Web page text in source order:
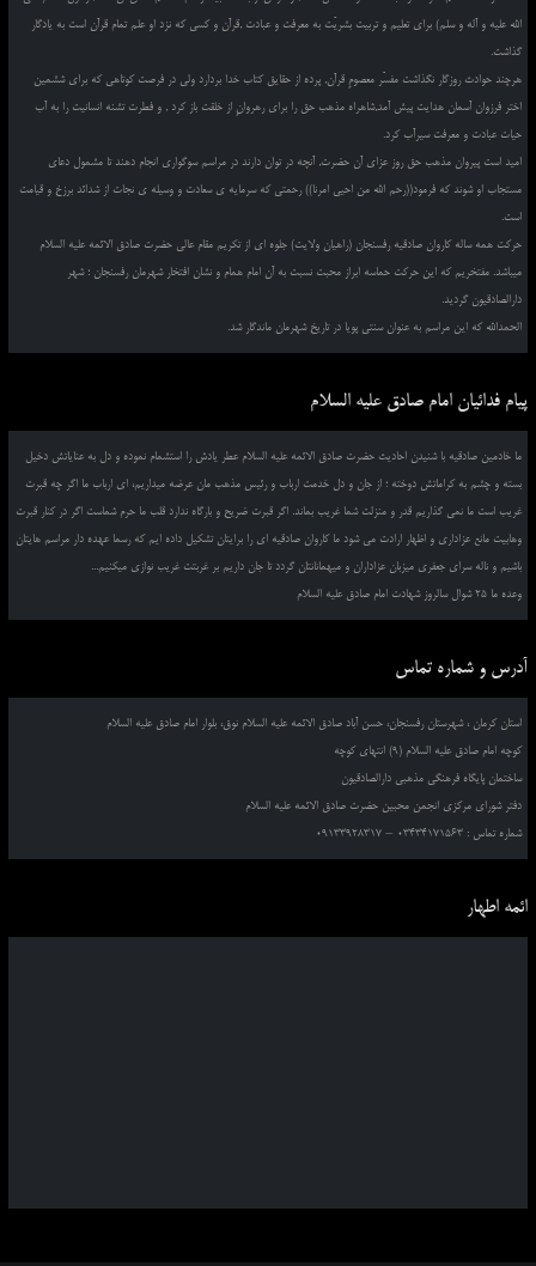
الله علیه و آله و سلم) برای تعلیم و تربیت بشریّت به معرفت و عبادت ,قرآن و کسی که نزد او علم تمام قرآن است به یادگار
گذاشت.
هرچند حوادث روزگار نگذاشت مفسّر معصومِ قرآن, پرده از حقایق کتاب خدا بردارد ولی در فرصت کوتاهی که برای ششمین
اختر فرزوان آسمان هدایت پیش آمد,شاهراه مذهب حق را برای رهروانِ از خلقت باز کرد , و فطرت تشنه انسانیت را به آب
حیات عبادت و معرفت سیرآب کرد.
امید است پیروان مذهب حق روز عزای آن حضرت, آنچه در توان دارند در مراسم سوگواری انجام دهند تا مشمول دعای
مستجاب او شوند که فرمود((رحم الله من احیی امرنا)) رحمتی که سرمایه ی سعادت و وسیله ی نجات از شدائد برزخ و قیامت
است.
حرکت همه ساله کاروان صادقیه رفسنجان (راهیان ولایت) جلوه ای از تکریم مقام عالی حضرت صادق الائمه علیه السلام
میباشد. مفتخریم که این حرکت حماسه ابراز محبت نسبت به آن امام همام و نشان افتخار شهرمان رفسنجان ؛ شهر
دارالصادقیون گردید.
الحمدالله که این مراسم به عنوان سنتی پویا در تاریخ شهرمان ماندگار شد.
پیام فدائیان امام صادق علیه السلام
ما خادمین صادقیه با شنیدن احادیث حضرت صادق الائمه علیه السلام عطر یادش را استشمام نموده و دل به عنایاتش دخیل
بسته و چشم به کراماتش دوخته ؛ از جان و دل خدمت ارباب و رئیس مذهب مان عرضه میداریم، ای ارباب ما اگر چه قبرت
غریب است ما نمی گذاریم قدر و منزلت شما غریب بماند. اگر قبرت ضریح و بارگاه ندارد قلب ما حرم شماست اگر در کنار قبرت
وهابیت مانع عزاداری و اظهار ارادت می شود ما کاروان صادقیه ای را برایتان تشکیل داده ایم که رسما عهده دار مراسم هایتان
باشیم و ناله سرای جعفری میزبان عزاداران و میهمانانتان گردد تا جان داریم بر غربتت غریب نوازی میکنیم...
وعده ما 25 شوال سالروز شهادت امام صادق علیه السلام
آدرس و شماره تماس
استان کرمان ، شهرستان رفسنجان، حسن آباد صادق الائمه علیه السلام نوق، بلوار امام صادق علیه السلام
کوچه امام صادق علیه السلام (9) انتهای کوچه
ساختمان پایگاه فرهنگی مذهبی دارالصادقیون
دفتر شورای مرکزی انجمن محبین حضرت صادق الائمه علیه السلام
شماره تماس : 03434171563 – 09133928317
ائمه اطهار